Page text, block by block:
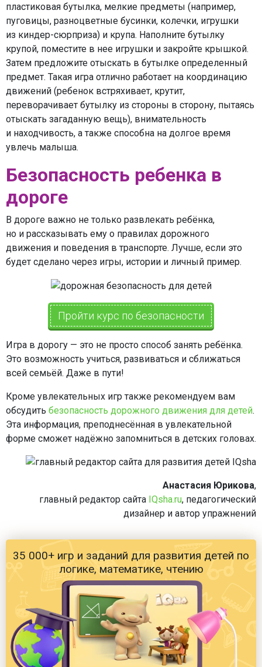
пластиковая бутылка, мелкие предметы (например,
пуговицы, разноцветные бусинки, колечки, игрушки
из киндер-сюрприза) и крупа. Наполните бутылку
крупой, поместите в нее игрушки и закройте крышкой.
Затем предложите отыскать в бутылке определенный
предмет. Такая игра отлично работает на координацию
движений (ребенок встряхивает, крутит,
переворачивает бутылку из стороны в сторону, пытаясь
отыскать загаданную вещь), внимательность
и находчивость, а также способна на долгое время
увлечь малыша.
Безопасность ребенка в
дороге
В дороге важно не только развлекать ребёнка,
но и рассказывать ему о правилах дорожного
движения и поведения в транспорте. Лучше, если это
будет сделано через игры, истории и личный пример.
Пройти курс по безопасности
Игра в дорогу — это не просто способ занять ребёнка.
Это возможность учиться, развиваться и сближаться
всей семьёй. Даже в пути!
Кроме увлекательных игр также рекомендуем вам
обсудить безопасность дорожного движения для детей.
Эта информация, преподнесённая в увлекательной
форме сможет надёжно запомниться в детских головах.
Анастасия Юрикова,
главный редактор сайта IQsha.ru, педагогический
дизайнер и автор упражнений
35 000+ игр и заданий для развития детей по
логике, математике, чтению